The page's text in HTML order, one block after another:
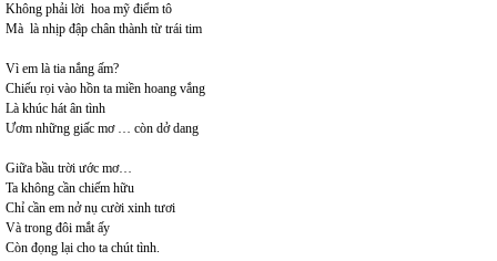
Không phải lời hoa mỹ điểm tô
Mà là nhịp đập chân thành từ trái tim
Vì em là tia nắng ấm?
Chiếu rọi vào hồn ta miền hoang vắng
Là khúc hát ân tình
Ươm những giấc mơ … còn dở dang
Giữa bầu trời ước mơ…
Ta không cần chiếm hữu
Chỉ cần em nở nụ cười xinh tươi
Và trong đôi mắt ấy
Còn đọng lại cho ta chút tình.